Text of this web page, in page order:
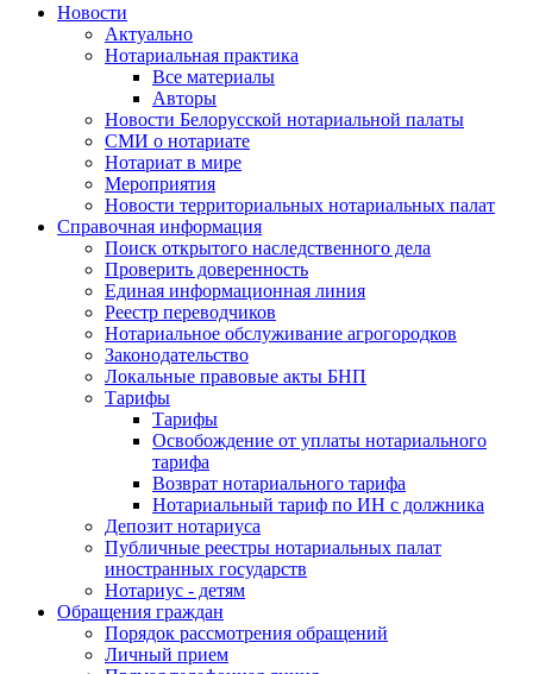
Новости
Актуально
Нотариальная практика
Все материалы
Авторы
Новости Белорусской нотариальной палаты
СМИ о нотариате
Нотариат в мире
Мероприятия
Новости территориальных нотариальных палат
Справочная информация
Поиск открытого наследственного дела
Проверить доверенность
Единая информационная линия
Реестр переводчиков
Нотариальное обслуживание агрогородков
Законодательство
Локальные правовые акты БНП
Тарифы
Тарифы
Освобождение от уплаты нотариального
тарифа
Возврат нотариального тарифа
Нотариальный тариф по ИН с должника
Депозит нотариуса
Публичные реестры нотариальных палат
иностранных государств
Нотариус - детям
Обращения граждан
Порядок рассмотрения обращений
Личный прием